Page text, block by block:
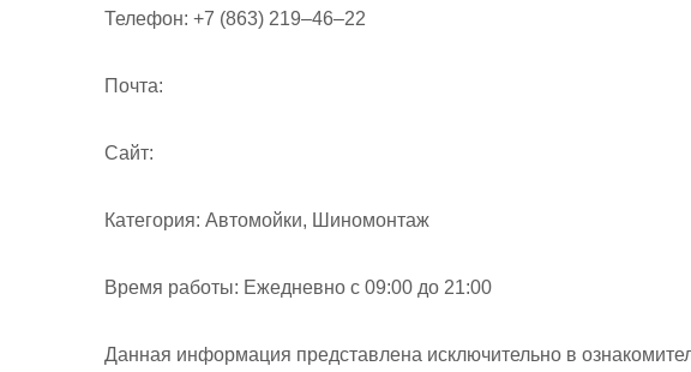
Телефон: +7 (863) 219‒46‒22
Почта:
Cайт:
Категория: Автомойки, Шиномонтаж
Время работы: Ежедневно с 09:00 до 21:00
Данная информация представлена исключительно в